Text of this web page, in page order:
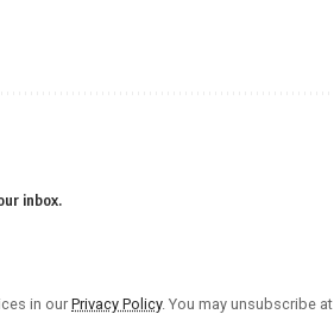
inbox.
in ourPrivacy Policy. You may unsubscribe at